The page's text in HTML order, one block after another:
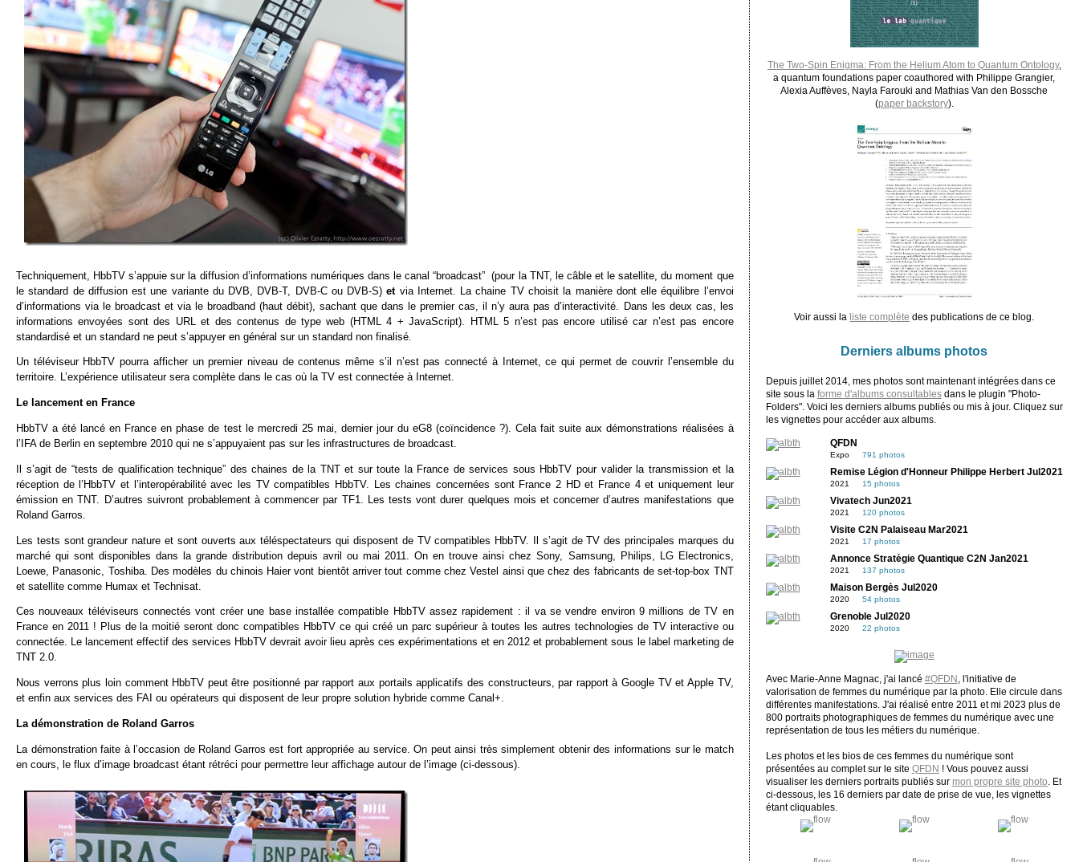
Techniquement, HbbTV s’appuie sur la diffusion d’informations numériques dans le canal “broadcast” (pour la TNT, le câble et le satellite, du moment que
le standard de diffusion est une variante du DVB, DVB-T, DVB-C ou DVB-S)etvia Internet. La chaine TV choisit la manière dont elle équilibre l’envoi
d’informations via le broadcast et via le broadband (haut débit), sachant que dans le premier cas, il n’y aura pas d’interactivité. Dans les deux cas, les
informations envoyées sont des URL et des contenus de type web (HTML 4 + JavaScript). HTML 5 n’est pas encore utilisé car n’est pas encore
standardisé et un standard ne peut s’appuyer en général sur un standard non finalisé.
Un téléviseur HbbTV pourra afficher un premier niveau de contenus même s’il n’est pas connecté à Internet, ce qui permet de couvrir l’ensemble du
territoire. L’expérience utilisateur sera complète dans le cas où la TV est connectée à Internet.
Le lancement en France
HbbTV a été lancé en France en phase de test le mercredi 25 mai, dernier jour du eG8 (coïncidence ?). Cela fait suite aux démonstrations réalisées à
l’IFA de Berlin en septembre 2010 qui ne s’appuyaient pas sur les infrastructures de broadcast.
Il s’agit de “tests de qualification technique” des chaines de la TNT et sur toute la France de services sous HbbTV pour valider la transmission et la
réception de l’HbbTV et l’interopérabilité avec les TV compatibles HbbTV. Les chaines concernées sont France 2 HD et France 4 et uniquement leur
émission en TNT. D’autres suivront probablement à commencer par TF1. Les tests vont durer quelques mois et concerner d’autres manifestations que
Roland Garros.
Les tests sont grandeur nature et sont ouverts aux téléspectateurs qui disposent de TV compatibles HbbTV. Il s’agit de TV des principales marques du
marché qui sont disponibles dans la grande distribution depuis avril ou mai 2011. On en trouve ainsi chez Sony, Samsung, Philips, LG Electronics,
Loewe, Panasonic, Toshiba. Des modèles du chinois Haier vont bientôt arriver tout comme chez Vestel ainsi que chez des fabricants de set-top-box TNT
et satellite comme Humax et Technisat.
Ces nouveaux téléviseurs connectés vont créer une base installée compatible HbbTV assez rapidement : il va se vendre environ 9 millions de TV en
France en 2011 ! Plus de la moitié seront donc compatibles HbbTV ce qui créé un parc supérieur à toutes les autres technologies de TV interactive ou
connectée. Le lancement effectif des services HbbTV devrait avoir lieu après ces expérimentations et en 2012 et probablement sous le label marketing de
TNT 2.0.
Nous verrons plus loin comment HbbTV peut être positionné par rapport aux portails applicatifs des constructeurs, par rapport à Google TV et Apple TV,
et enfin aux services des FAI ou opérateurs qui disposent de leur propre solution hybride comme Canal+.
La démonstration de Roland Garros
La démonstration faite à l’occasion de Roland Garros est fort appropriée au service. On peut ainsi très simplement obtenir des informations sur le match
en cours, le flux d’image broadcast étant rétréci pour permettre leur affichage autour de l’image (ci-dessous).
The Two-Spin Enigma: From the Helium Atom to Quantum Ontology,
a quantum foundations paper coauthored with Philippe Grangier,
Alexia Auffèves, Nayla Farouki and Mathias Van den Bossche
(paper backstory).
Voir aussi la liste complète des publications de ce blog.
Derniers albums photos
Depuis juillet 2014, mes photos sont maintenant intégrées dans ce
site sous la forme d'albums consultablesdans le plugin "Photo-
Folders". Voici les derniers albums publiés ou mis à jour. Cliquez sur
les vignettes pour accéder aux albums.
QFDN
Expo 791 photos
Remise Légion d'Honneur Philippe Herbert Jul2021
2021 15 photos
Vivatech Jun2021
2021 120 photos
Visite C2N Palaiseau Mar2021
2021 17 photos
Annonce Stratégie Quantique C2N Jan2021
2021 137 photos
Maison Bergès Jul2020
2020 54 photos
Grenoble Jul2020
2020 22 photos
Avec Marie-Anne Magnac, j'ai lancé #QFDN
, l'initiative de
valorisation de femmes du numérique par la photo. Elle circule dans
différentes manifestations. J'ai réalisé entre 2011 et mi 2023 plus de
800 portraits photographiques de femmes du numérique avec une
représentation de tous les métiers du numérique.
Les photos et les bios de ces femmes du numérique sont
présentées au complet sur le site QFDN ! Vous pouvez aussi
visualiser les derniers portraits publiés sur mon propre site photo . Et
ci-dessous, les 16 derniers par date de prise de vue, les vignettes
étant cliquables.